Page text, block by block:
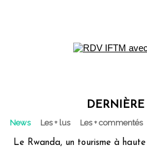
DERNIÈRE
News Les + lus Les + commentés
Le Rwanda, un tourisme à